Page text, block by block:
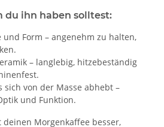
du ihn haben solltest:
und Form – angenehm zu halten,
– langlebig, hitzebeständig
sich von der Masse abhebt –
und Funktion.
deinen Morgenkaffee besser,